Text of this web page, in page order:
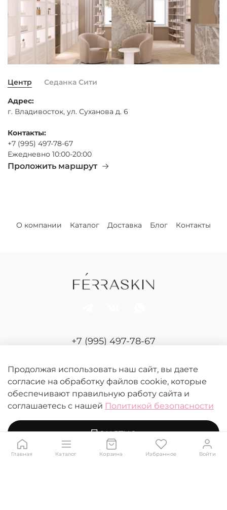
Центр Седанка Сити
Адрес:
г. Владивосток, ул. Суханова д. 6
Контакты:
+7 (995) 497-78-67
Ежедневно 10:00-20:00
Проложить маршрут
О компании Каталог Доставка Блог Контакты
+7 (995) 497-78-67
© 2026 FERRASKIN.
Любое использование контента без письменного
разрешения запрещено
Продолжая использовать наш сайт, вы даете
согласие на обработку файлов cookie, которые
обеспечивают правильную работу сайта и
соглашаетесь с нашей Политикой безопасности
Понятно
Главная Каталог Корзина Избранное Войти